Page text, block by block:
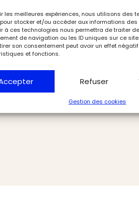
les meilleures expériences, nous utilisons des
stocker et/ou accéder aux informations
à ces technologies nous permettra de traiter
de navigation ou les ID uniques sur ce
son consentement peut avoir un effet
et fonctions.
Refuser
Gestion des cookies